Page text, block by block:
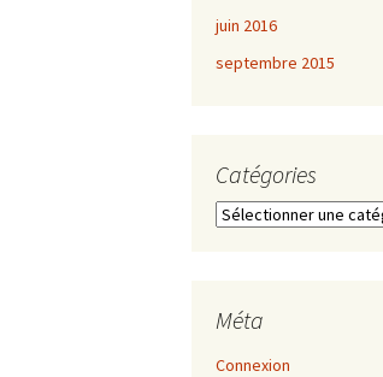
juin 2016
septembre 2015
Catégories
Catégories
Méta
Connexion